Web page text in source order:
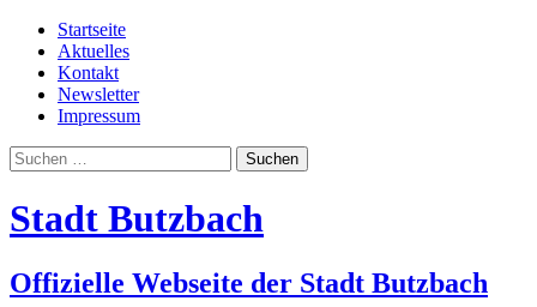
Startseite
Aktuelles
Kontakt
Newsletter
Impressum
Suchen
nach:
Stadt Butzbach
Offizielle Webseite der Stadt Butzbach